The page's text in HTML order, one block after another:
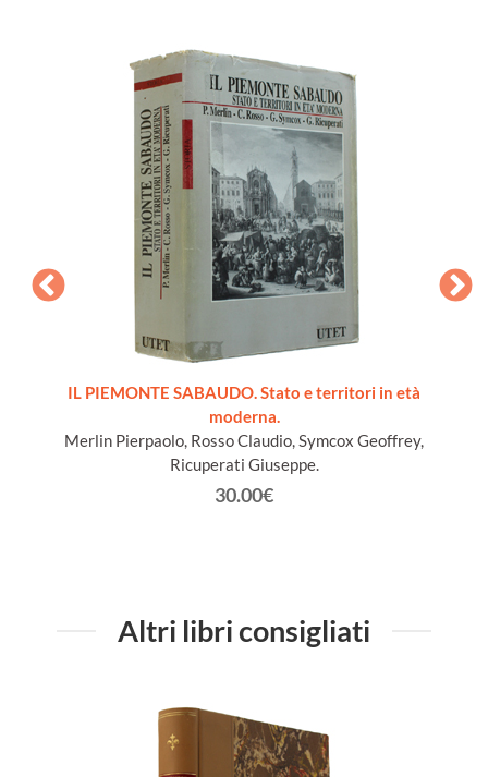
IL PIEMONTE SABAUDO. Stato e territori in età
moderna.
Merlin Pierpaolo, Rosso Claudio, Symcox Geoffrey,
Ricuperati Giuseppe.
30.00€
Altri libri consigliati